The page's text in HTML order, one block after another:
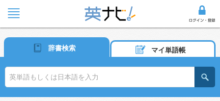
辞書検索 マイ単語帳